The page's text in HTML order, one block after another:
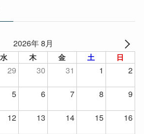
2026年 8月
水 木 金 土 日
29 30 31 1
2
5 6 7 8 9
12 13 14 15
16